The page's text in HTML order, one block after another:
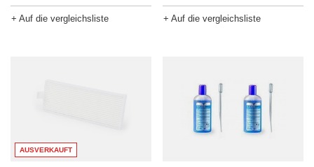
+ Auf die vergleichsliste + Auf die vergleichsliste
AUSVERKAUFT